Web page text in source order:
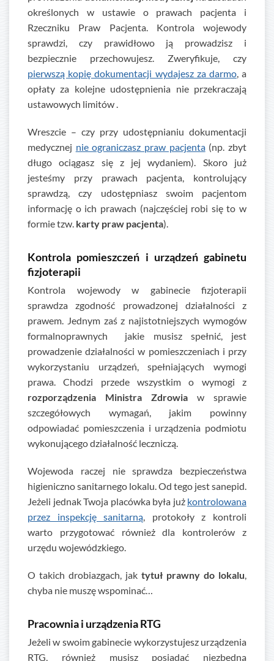
określonych w ustawie o prawach pacjenta i
Rzeczniku Praw Pacjenta. Kontrola wojewody
sprawdzi, czy prawidłowo ją prowadzisz i
bezpiecznie przechowujesz. Zweryfikuje, czy
pierwszą kopię dokumentacji wydajesz za darmo, a
opłaty za kolejne udostępnienia nie przekraczają
ustawowych limitów .
Wreszcie – czy przy udostępnianiu dokumentacji
medycznej nie ograniczasz praw pacjenta(np. zbyt
długo ociągasz się z jej wydaniem). Skoro już
jesteśmy przy prawach pacjenta, kontrolujący
sprawdzą, czy udostępniasz swoim pacjentom
informację o ich prawach (najczęściej robi się to w
formie tzw. karty praw pacjenta).
Kontrola pomieszczeń i urządzeń gabinetu
fizjoterapii
Kontrola wojewody w gabinecie fizjoterapii
sprawdza zgodność prowadzonej działalności z
prawem. Jednym zaś z najistotniejszych wymogów
formalnoprawnych jakie musisz spełnić, jest
prowadzenie działalności w pomieszczeniach i przy
wykorzystaniu urządzeń, spełniających wymogi
prawa. Chodzi przede wszystkim o wymogi z
rozporządzenia Ministra Zdrowia w sprawie
szczegółowych wymagań, jakim powinny
odpowiadać pomieszczenia i urządzenia podmiotu
wykonującego działalność leczniczą.
Wojewoda raczej nie sprawdza bezpieczeństwa
higieniczno sanitarnego lokalu. Od tego jest sanepid.
Jeżeli jednak Twoja placówka była już kontrolowana
przez inspekcję sanitarną , protokoły z kontroli
warto przygotować również dla kontrolerów z
urzędu wojewódzkiego.
O takich drobiazgach, jak tytuł prawny do lokalu
chyba nie muszę wspominać…
Pracownia i urządzenia RTG
Jeżeli w swoim gabinecie wykorzystujesz urządzenia
RTG, również musisz posiadać niezbędną